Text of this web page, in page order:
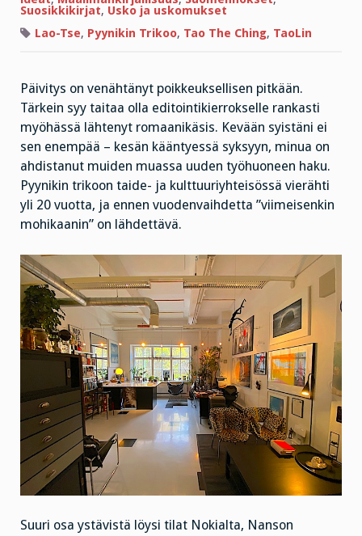
Salaisuuksien
tie
Suosikkikirjat, Usko ja uskomukset
Lao-Tse, Pyynikin Trikoo, Tao The Ching, TaoLin
Päivitys on venähtänyt poikkeuksellisen pitkään.
Tärkein syy taitaa olla editointikierrokselle rankasti
myöhässä lähtenyt romaanikäsis. Kevään syistäni ei
sen enempää – kesän kääntyessä syksyyn, minua on
ahdistanut muiden muassa uuden työhuoneen haku.
Pyynikin trikoon taide- ja kulttuuriyhteisössä vierähti
yli 20 vuotta, ja ennen vuodenvaihdetta ”viimeisenkin
mohikaanin” on lähdettävä.
Suuri osa ystävistä löysi tilat Nokialta, Nanson